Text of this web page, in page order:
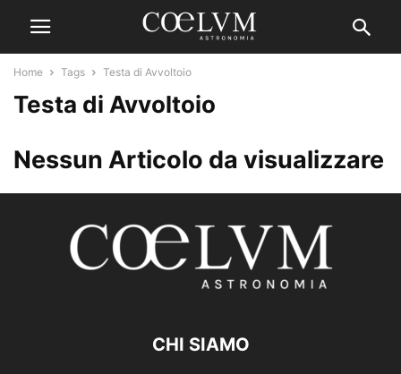
Home Tags Testa di Avvoltoio
Testa di Avvoltoio
Nessun Articolo da visualizzare
CHI SIAMO